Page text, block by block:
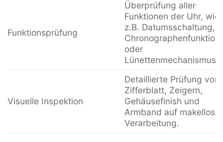
Funktionsprüfung
Überprüfung aller
Funktionen der Uhr, wie
z.B. Datumsschaltung,
oder
Lünettenmechanismus.
Visuelle Inspektion
Detaillierte Prüfung von
Zifferblatt, Zeigern,
Gehäusefinish und
Armband auf makellose
Verarbeitung.